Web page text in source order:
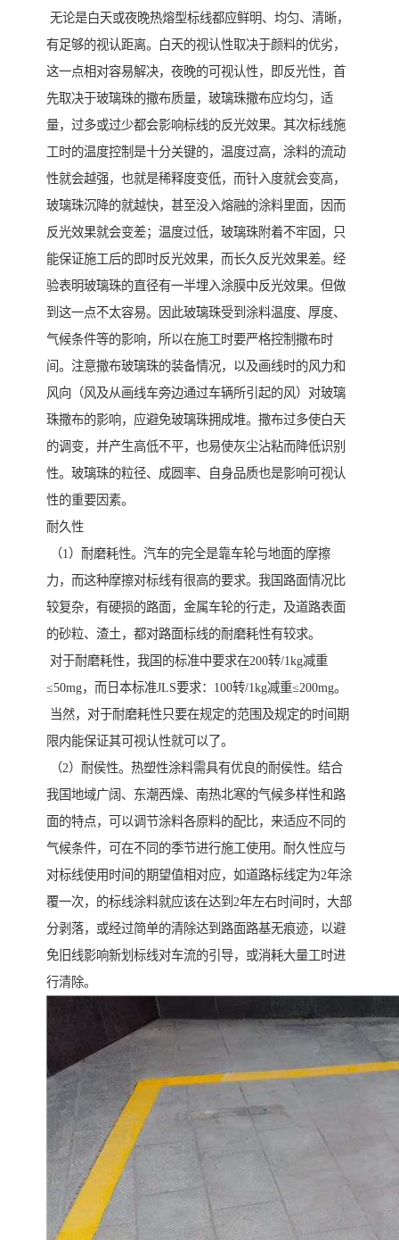
无论是白天或夜晚热熔型标线都应鲜明、均匀、清晰，
有足够的视认距离。白天的视认性取决于颜料的优劣，
这一点相对容易解决，夜晚的可视认性，即反光性，首
先取决于玻璃珠的撒布质量，玻璃珠撒布应均匀，适
量，过多或过少都会影响标线的反光效果。其次标线施
工时的温度控制是十分关键的，温度过高，涂料的流动
性就会越强，也就是稀释度变低，而针入度就会变高，
玻璃珠沉降的就越快，甚至没入熔融的涂料里面，因而
反光效果就会变差；温度过低，玻璃珠附着不牢固，只
能保证施工后的即时反光效果，而长久反光效果差。经
验表明玻璃珠的直径有一半埋入涂膜中反光效果。但做
到这一点不太容易。因此玻璃珠受到涂料温度、厚度、
气候条件等的影响，所以在施工时要严格控制撒布时
间。注意撒布玻璃珠的装备情况，以及画线时的风力和
风向（风及从画线车旁边通过车辆所引起的风）对玻璃
珠撒布的影响，应避免玻璃珠拥成堆。撒布过多使白天
的调变，并产生高低不平，也易使灰尘沾粘而降低识别
性。玻璃珠的粒径、成圆率、自身品质也是影响可视认
性的重要因素。
耐久性
（1）耐磨耗性。汽车的完全是靠车轮与地面的摩擦
力，而这种摩擦对标线有很高的要求。我国路面情况比
较复杂，有硬损的路面，金属车轮的行走，及道路表面
的砂粒、渣土，都对路面标线的耐磨耗性有较求。
对于耐磨耗性，我国的标准中要求在200转/1kg减重
≤50mg，而日本标准JLS要求：100转/1kg减重≤200mg。
当然，对于耐磨耗性只要在规定的范围及规定的时间期
限内能保证其可视认性就可以了。
（2）耐侯性。热塑性涂料需具有优良的耐侯性。结合
我国地域广阔、东潮西燥、南热北寒的气候多样性和路
面的特点，可以调节涂料各原料的配比，来适应不同的
气候条件，可在不同的季节进行施工使用。耐久性应与
对标线使用时间的期望值相对应，如道路标线定为2年涂
覆一次，的标线涂料就应该在达到2年左右时间时，大部
分剥落，或经过简单的清除达到路面路基无痕迹，以避
免旧线影响新划标线对车流的引导，或消耗大量工时进
行清除。